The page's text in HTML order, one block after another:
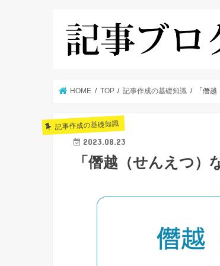
HOME TOP 記事作成の基礎知識 「僭
記事作成の基礎知識
2023.08.23
「僭越（せんえつ